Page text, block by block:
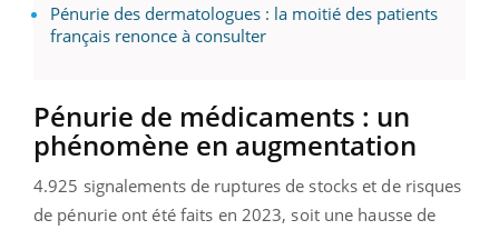
Pénurie des dermatologues : la moitié des patients
français renonce à consulter
Pénurie de médicaments : un
phénomène en augmentation
4.925 signalements de ruptures de stocks et de risques
de pénurie ont été faits en 2023, soit une hausse de